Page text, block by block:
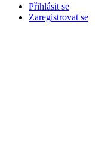
Přihlásit se
Zaregistrovat se